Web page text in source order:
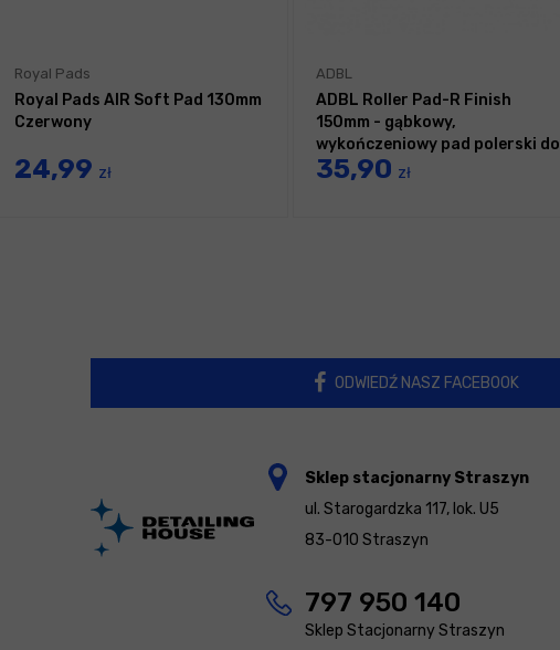
Royal Pads
Royal Pads AIR Soft Pad 130mm
Czerwony
24,99 zł
ADBL
ADBL Roller Pad-R Finish
150mm - gąbkowy,
wykończeniowy pad polerski do
maszyn rotacyjnych
35,90 zł
ODWIEDŹ NASZ FACEBOOK
Sklep stacjonarny Straszyn
ul. Starogardzka 117, lok. U5
83-010 Straszyn
797 950 140
Sklep Stacjonarny Straszyn